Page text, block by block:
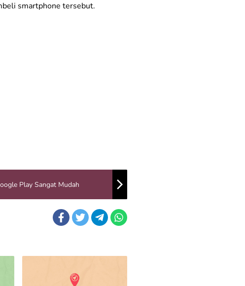
smartphone tersebut.
Play Sangat Mudah